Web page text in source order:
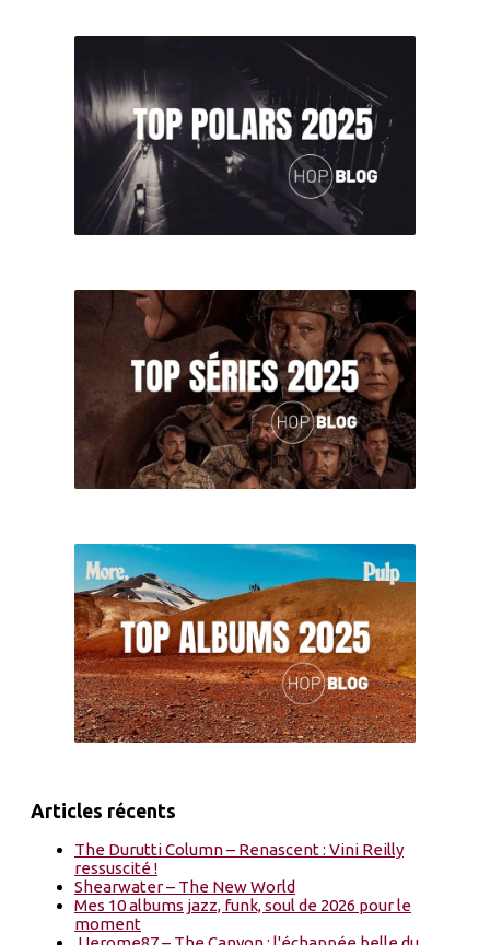
Articles récents
The Durutti Column – Renascent : Vini Reilly
ressuscité !
Shearwater – The New World
Mes 10 albums jazz, funk, soul de 2026 pour le
moment